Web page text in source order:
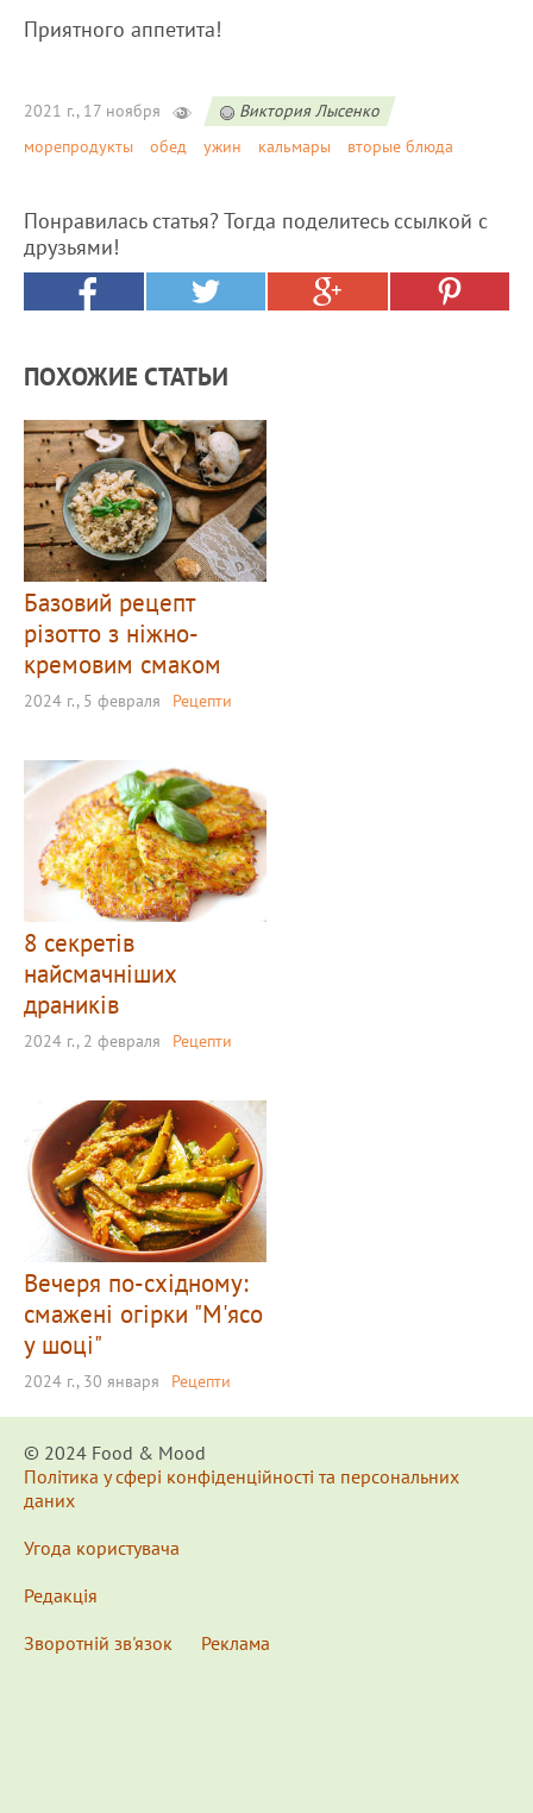
Приятного аппетита!
2021 г., 17 ноября
Виктория Лысенко
морепродукты
обед ужин кальмары вторые блюда
Понравилась статья? Тогда поделитесь ссылкой с
друзьями!
ПОХОЖИЕ СТАТЬИ
Базовий рецепт
різотто з ніжно-
кремовим смаком
2024 г., 5 февраля Рецепти
8 секретів
найсмачніших
драників
2024 г., 2 февраля Рецепти
Вечеря по-східному:
смажені огірки "М'ясо
у шоці"
2024 г., 30 января Рецепти
© 2024 Food & Мood
Політика у сфері конфіденційності та персональних
даних
Угода користувача
Редакція
Зворотній зв'язок
Реклама